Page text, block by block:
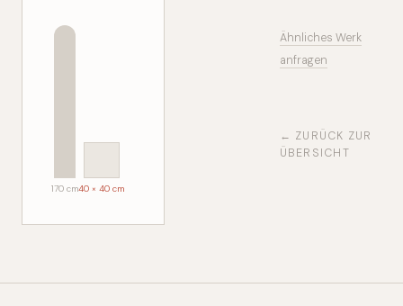
170 cm40 × 40 cm
Ähnliches Werk
anfragen
← ZURÜCK ZUR
ÜBERSICHT